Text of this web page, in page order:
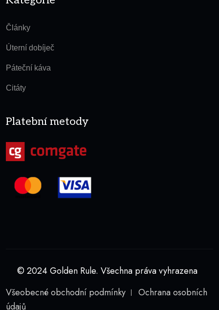
Články
Úterní dobíječ
Páteční káva
Citáty
Platební metody
© 2024 Golden Rule. Všechna práva vyhrazena
Všeobecné obchodní podmínky
Ochrana osobních
údajů